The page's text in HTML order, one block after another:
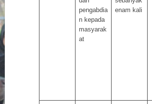
pengabdia
n kepada
masyarak
at
enam kali